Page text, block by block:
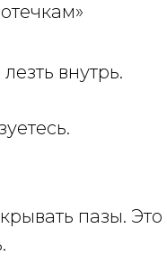
внутрь.
пазы. Это